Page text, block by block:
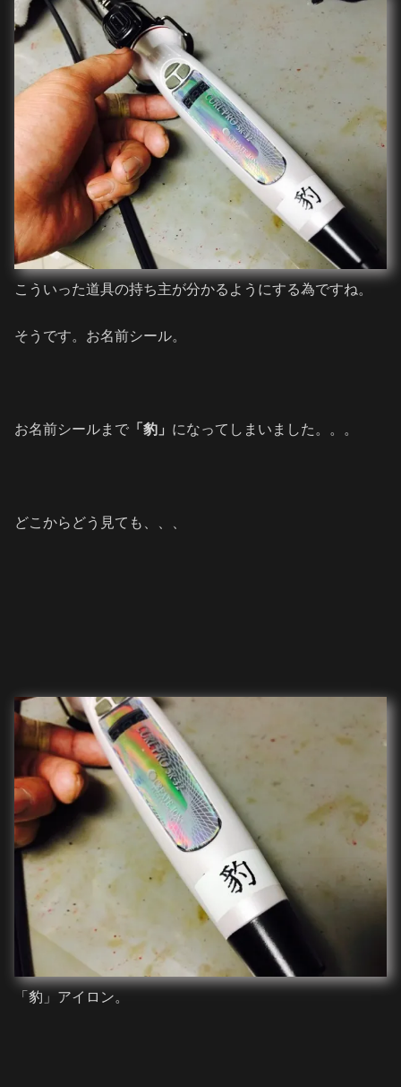
こういった道具の持ち主が分かるようにする為ですね。
そうです。お名前シール。
お名前シールまで 「豹」 になってしまいました。。。
どこからどう見ても、、、
「豹」アイロン。